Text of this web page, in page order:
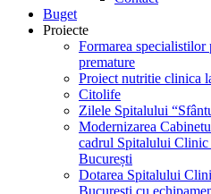
Buget
Proiecte
Formarea specialistilor
premature
Proiect nutritie clinica
Citolife
Zilele Spitalului
Modernizarea
cadrul Spitalului Clinic
București
Dotarea Spitalului
București cu